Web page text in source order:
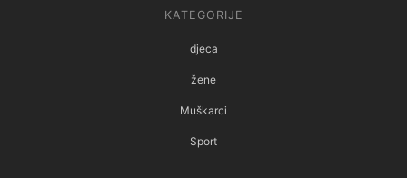
KATEGORIJE
djeca
žene
Muškarci
Sport